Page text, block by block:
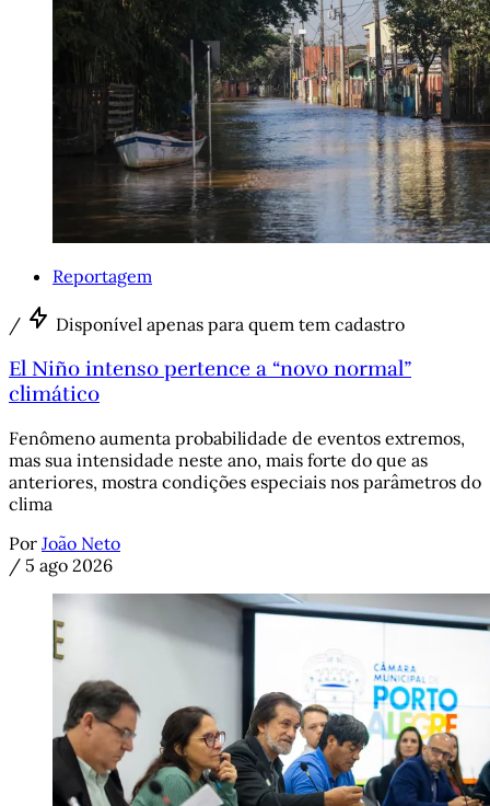
Reportagem
/ Disponível apenas para quem tem cadastro
El Niño intenso pertence a “novo normal”
climático
Fenômeno aumenta probabilidade de eventos extremos,
mas sua intensidade neste ano, mais forte do que as
anteriores, mostra condições especiais nos parâmetros do
clima
Por João Neto
/ 5 ago 2026